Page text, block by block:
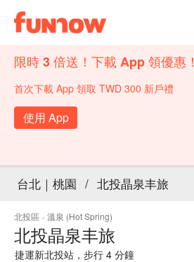
限時 3 倍送！下載 App 領優惠！
首次下載 App 領取 TWD 300 新戶禮
使用 App
台北｜桃園 / 北投晶泉丰旅
北投區 · 溫泉 (Hot Spring)
北投晶泉丰旅
捷運新北投站，步行 4 分鐘